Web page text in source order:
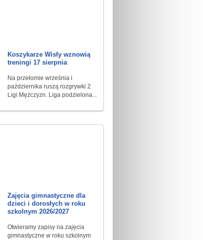
Koszykarze Wisły wznowią
treningi 17 sierpnia
Na przełomie września i
października ruszą rozgrywki 2
Ligi Mężczyzn. Liga podzielona...
Zajęcia gimnastyczne dla
dzieci i dorosłych w roku
szkolnym 2026/2027
Otwieramy zapisy na zajęcia
gimnastyczne w roku szkolnym